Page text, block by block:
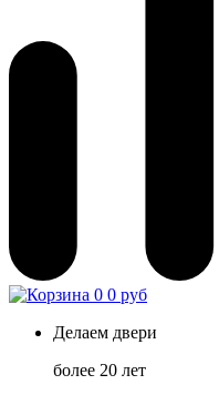
0 0 руб
Делаем двери
более 20 лет